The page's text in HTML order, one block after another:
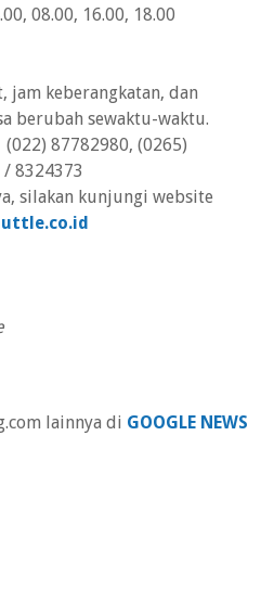
08.00, 16.00, 18.00
jam keberangkatan, dan
berubah sewaktu-waktu.
87782980, (0265)
8324373
silakan kunjungi website
lainnya di GOOGLE NEWS